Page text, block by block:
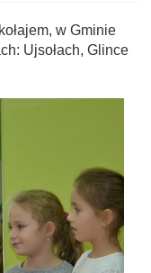
w Gminie
Ujsołach, Glince